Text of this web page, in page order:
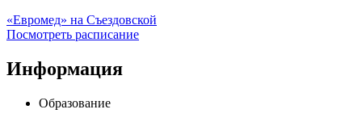
«Евромед» на Съездовской
Посмотреть расписание
Информация
Образование